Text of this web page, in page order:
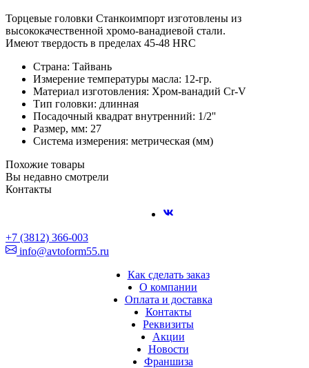
Торцевые головки Станкоимпорт изготовлены из
высококачественной хромо-ванадиевой стали.
Имеют твердость в пределах 45-48 HRC
Страна: Тайвань
Измерение температуры масла: 12-гр.
Материал изготовления: Хром-ванадий Cr-V
Тип головки: длинная
Посадочный квадрат внутренний: 1/2''
Размер, мм: 27
Система измерения: метрическая (мм)
Похожие товары
Вы недавно смотрели
Контакты
+7 (3812) 366-003
info@avtoform55.ru
Как сделать заказ
О компании
Оплата и доставка
Контакты
Реквизиты
Акции
Новости
Франшиза